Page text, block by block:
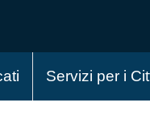
Servizi per i